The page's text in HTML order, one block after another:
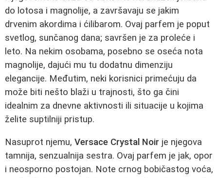
do lotosa i magnolije, a završavaju se jakim
drvenim akordima i ćilibarom. Ovaj parfem je poput
svetlog, sunčanog dana; savršen je za proleće i
leto. Na nekim osobama, posebno se oseća nota
magnolije, dajući mu tu dodatnu dimenziju
elegancije. Međutim, neki korisnici primećuju da
može biti nešto blaži u trajnosti, što ga čini
idealnim za dnevne aktivnosti ili situacije u kojima
želite suptilniji pristup.
Nasuprot njemu, Versace Crystal Noir je njegova
tamnija, senzualnija sestra. Ovaj parfem je jak, opor
i neosporno postojan. Note crnog bobičastog voća,